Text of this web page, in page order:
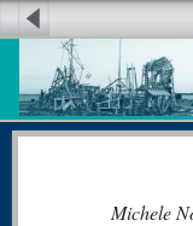
Michele